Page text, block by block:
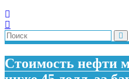
Стоимость нефти